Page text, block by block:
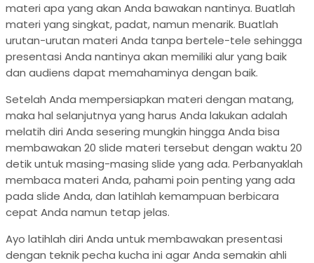
materi apa yang akan Anda bawakan nantinya. Buatlah
materi yang singkat, padat, namun menarik. Buatlah
urutan-urutan materi Anda tanpa bertele-tele sehingga
presentasi Anda nantinya akan memiliki alur yang baik
dan audiens dapat memahaminya dengan baik.
Setelah Anda mempersiapkan materi dengan matang,
maka hal selanjutnya yang harus Anda lakukan adalah
melatih diri Anda sesering mungkin hingga Anda bisa
membawakan 20 slide materi tersebut dengan waktu 20
detik untuk masing-masing slide yang ada. Perbanyaklah
membaca materi Anda, pahami poin penting yang ada
pada slide Anda, dan latihlah kemampuan berbicara
cepat Anda namun tetap jelas.
Ayo latihlah diri Anda untuk membawakan presentasi
dengan teknik pecha kucha ini agar Anda semakin ahli